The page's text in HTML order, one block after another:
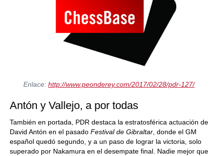
Enlace: http://www.peonderey.com/2017/02/28/pdr-127/
Antón y Vallejo, a por todas
También en portada, PDR destaca la estratosférica actuación de
David Antón en el pasado Festival de Gibraltar , donde el GM
español quedó segundo, y a un paso de lograr la victoria, solo
superado por Nakamura en el desempate final. Nadie mejor que